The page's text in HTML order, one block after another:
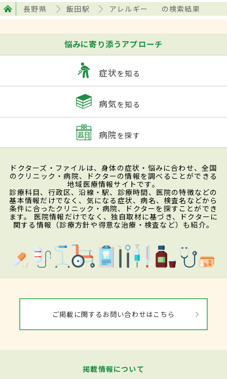
長野県 飯田駅 アレルギー の検索結果
悩みに寄り添うアプローチ
症状を知る
病気を知る
病院を探す
ドクターズ・ファイルは、身体の症状・悩みに合わせ、全国
のクリニック・病院、ドクターの情報を調べることができる
地域医療情報サイトです。
診療科目、行政区、沿線・駅、診療時間、医院の特徴などの
基本情報だけでなく、気になる症状、病名、検査名などから
条件に合ったクリニック・病院、ドクターを探すことができ
ます。 医院情報だけでなく、独自取材に基づき、ドクターに
関する情報（診療方針や得意な治療・検査など）も紹介。
ご掲載に関するお問い合わせはこちら
掲載情報について